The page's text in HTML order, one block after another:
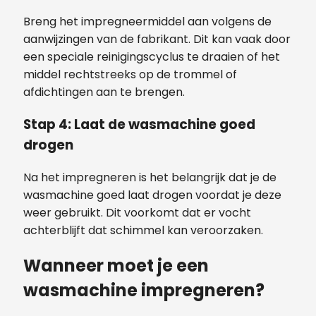
Breng het impregneermiddel aan volgens de
aanwijzingen van de fabrikant. Dit kan vaak door
een speciale reinigingscyclus te draaien of het
middel rechtstreeks op de trommel of
afdichtingen aan te brengen.
Stap 4:Laat de wasmachine goed
drogen
Na het impregneren is het belangrijk dat je de
wasmachine goed laat drogen voordat je deze
weer gebruikt. Dit voorkomt dat er vocht
achterblijft dat schimmel kan veroorzaken.
Wanneer moet je een
wasmachine impregneren?